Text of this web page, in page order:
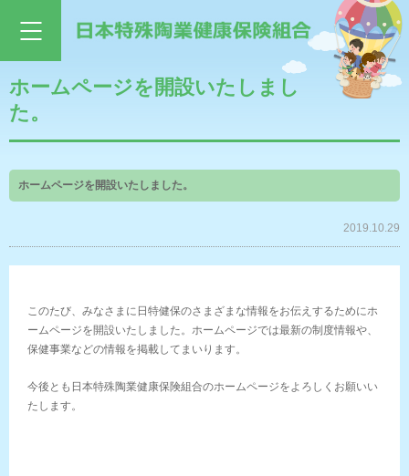
ホームページを開設いたしまし
た。
ホームページを開設いたしました。
2019.10.29
このたび、みなさまに日特健保のさまざまな情報をお伝えするためにホ
ームページを開設いたしました。ホームページでは最新の制度情報や、
保健事業などの情報を掲載してまいります。
今後とも日本特殊陶業健康保険組合のホームページをよろしくお願いい
たします。